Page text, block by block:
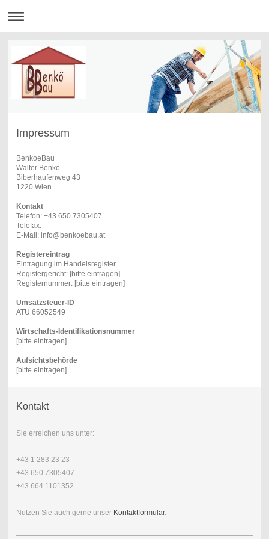
Impressum
BenkoeBau
Walter Benkö
Biberhaufenweg 43
1220 Wien
Kontakt
Telefon: +43 650 7305407
Telefax:
E-Mail: info@benkoebau.at
Registereintrag
Eintragung im Handelsregister.
Registergericht: [bitte eintragen]
Registernummer: [bitte eintragen]
Umsatzsteuer-ID
ATU 66052549
Wirtschafts-Identifikationsnummer
[bitte eintragen]
Aufsichtsbehörde
[bitte eintragen]
Kontakt
Sie erreichen uns unter:
+43 1 283 23 23
+43 650 7305407
+43 664 1101352
Nutzen Sie auch gerne unser Kontaktformular.